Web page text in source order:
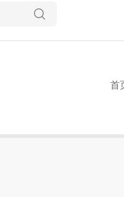
首